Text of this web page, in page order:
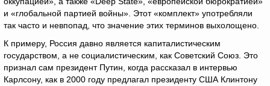
и «глобальной партией войны». Этот «комплект» употребляли
так часто и невпопад, что значение этих терминов выхолощено.
К примеру, Россия давно является капиталистическим
государством, а не социалистическим, как Советский Союз. Это
признал сам президент Путин, когда рассказал в интервью
Карлсону, как в 2000 году предлагал президенту США Клинтону